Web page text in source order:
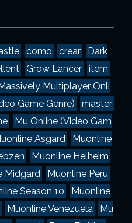
como crear
Dark
Grow Lancer
item
Multiplayer Onli
Game Genre)
master
Mu Online (Video Gam
Asgard
Muonline
Muonline Helheim
Midgard
Muonline Peru
Season 10
Muonline
Muonline Venezuela
Mu